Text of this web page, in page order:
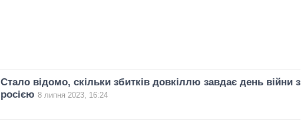
Стало відомо, скільки збитків довкіллю завдає день війни з
росією 8 липня 2023, 16:24